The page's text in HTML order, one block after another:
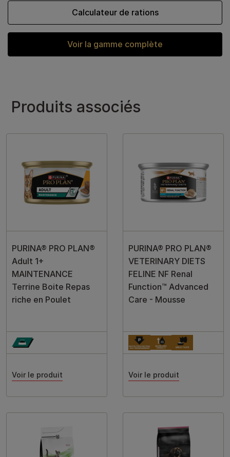
Voir la gamme complète
Calculateur de rations
Produits associés
PURINA® PRO PLAN®
Adult 1+
MAINTENANCE
Terrine Boite Repas
riche en Poulet
Voir le produit
PURINA® PRO PLAN®
VETERINARY DIETS
FELINE NF Renal
Function™ Advanced
Care - Mousse
Voir le produit